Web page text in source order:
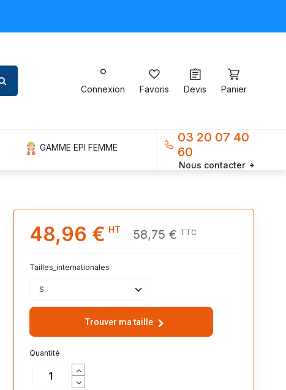
Connexion Favoris Devis Panier
GAMME EPI FEMME
03 20 07 40
60
Nous contacter
48,96 € HT 58,75 € TTC
Tailles_internationales
S
Trouver ma taille
Quantité